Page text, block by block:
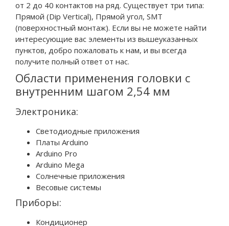
от 2 до 40 контактов на ряд. Существует три типа:
Прямой (Dip Vertical), Прямой угол, SMT
(поверхностный монтаж). Если вы не можете найти
интересующие вас элементы из вышеуказанных
пунктов, добро пожаловать к нам, и вы всегда
получите полный ответ от нас.
Области применения головки с
внутренним шагом 2,54 мм
Электроника:
Светодиодные приложения
Платы Arduino
Arduino Pro
Arduino Mega
Солнечные приложения
Весовые системы
Приборы:
Кондиционер